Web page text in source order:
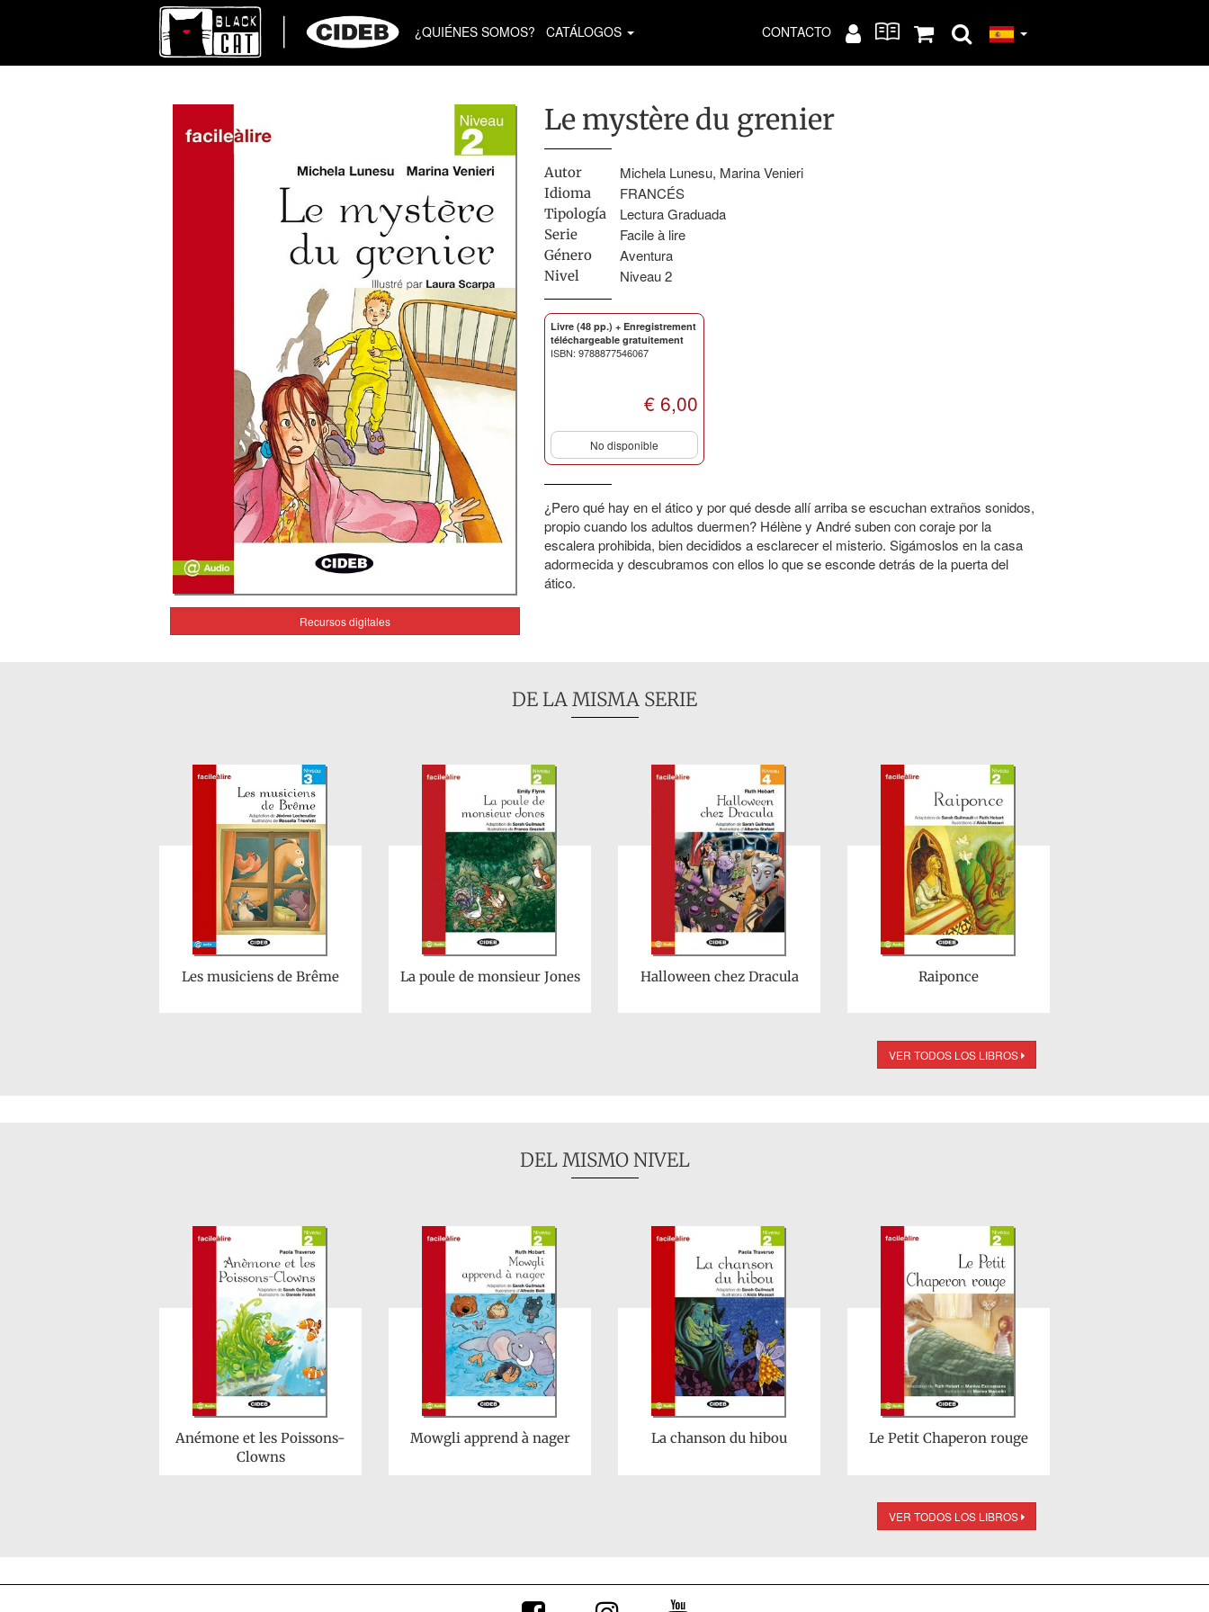
¿QUIÉNES SOMOS? CATÁLOGOS CONTACTO
Recursos digitales
Le mystère du grenier
Autor Michela Lunesu, Marina Venieri
Idioma FRANCÉS
Tipología Lectura Graduada
Serie Facile à lire
Género Aventura
Nivel Niveau 2
Livre (48 pp.) + Enregistrement
téléchargeable gratuitement
ISBN: 9788877546067
€ 6,00
No disponible
¿Pero qué hay en el ático y por qué desde allí arriba se escuchan extraños sonidos,
propio cuando los adultos duermen? Hélène y André suben con coraje por la
escalera prohibida, bien decididos a esclarecer el misterio. Sigámoslos en la casa
adormecida y descubramos con ellos lo que se esconde detrás de la puerta del
ático.
DE LA MISMA SERIE
Les musiciens de Brême La poule de monsieur Jones Halloween chez Dracula Raiponce
VER TODOS LOS LIBROS
DEL MISMO NIVEL
Anémone et les Poissons-
Clowns
Mowgli apprend à nager La chanson du hibou Le Petit Chaperon rouge
VER TODOS LOS LIBROS